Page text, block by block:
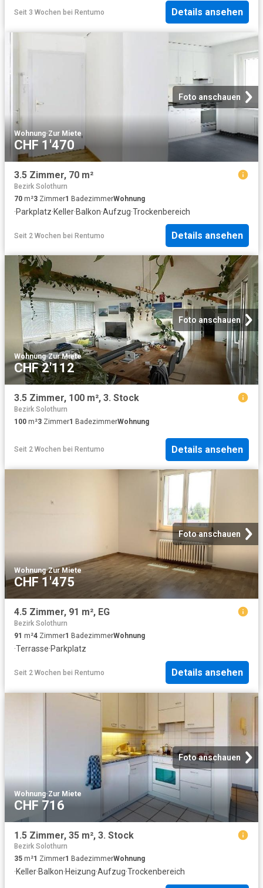
Seit 3 Wochen bei Rentumo Details ansehen
Foto anschauen
Wohnung·Zur Miete
CHF 1'470
3.5 Zimmer, 70 m²
Bezirk Solothurn
70 m²3 Zimmer1 BadezimmerWohnung
·Parkplatz·Keller·Balkon·Aufzug·Trockenbereich
Seit 2 Wochen bei Rentumo Details ansehen
Foto anschauen
Wohnung·Zur Miete
CHF 2'112
3.5 Zimmer, 100 m², 3. Stock
Bezirk Solothurn
100 m²3 Zimmer1 BadezimmerWohnung
Seit 2 Wochen bei Rentumo Details ansehen
Foto anschauen
Wohnung·Zur Miete
CHF 1'475
4.5 Zimmer, 91 m², EG
Bezirk Solothurn
91 m²4 Zimmer1 BadezimmerWohnung
·Terrasse·Parkplatz
Seit 2 Wochen bei Rentumo Details ansehen
Foto anschauen
Wohnung·Zur Miete
CHF 716
1.5 Zimmer, 35 m², 3. Stock
Bezirk Solothurn
35 m²1 Zimmer1 BadezimmerWohnung
·Keller·Balkon·Heizung·Aufzug·Trockenbereich